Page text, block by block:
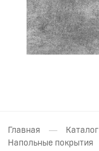
Главная — Каталог
Напольные покрытия